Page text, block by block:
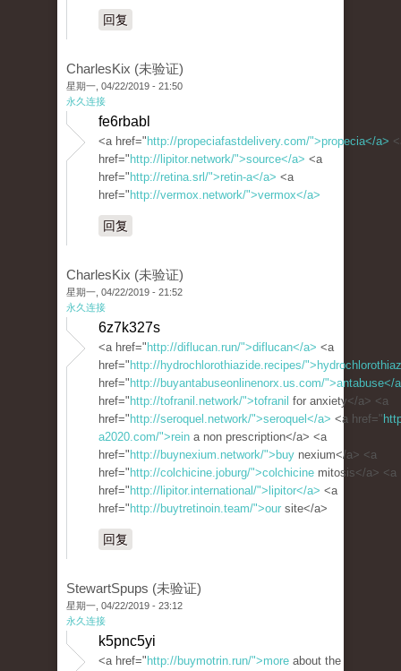
回复
CharlesKix (未验证)
星期一, 04/22/2019 - 21:50
永久连接
fe6rbabl
<a href=" http://propeciafastdelivery.com/">propecia</a>
href=" http://lipitor.network/">source</a> <a
href=" http://retina.srl/">retin-a</a> <a
href=" http://vermox.network/">vermox</a>
回复
CharlesKix (未验证)
星期一, 04/22/2019 - 21:52
永久连接
6z7k327s
<a href=" http://diflucan.run/">diflucan</a> <a
href=" http://hydrochlorothiazide.recipes/
href=" http://buyantabuseonlinenorx.us.com/">antabuse</
href=" http://tofranil.network/">tofranil for anxiety</a> <a
href=" http://seroquel.network/">seroquel</a> <a href="
a2020.com/">rein a non prescription</a> <a
href=" http://buynexium.network/">buy nexium</a> <a
href=" http://colchicine.joburg/">colchicine mitosis</a> <a
href=" http://lipitor.international/">lipitor</a> <a
href=" http://buytretinoin.team/">our site</a>
回复
StewartSpups (未验证)
星期一, 04/22/2019 - 23:12
永久连接
k5pnc5yi
<a href=" http://buymotrin.run/">more about the